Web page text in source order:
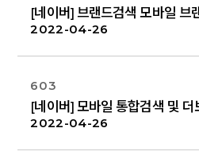
2022-04-26
603
2022-04-26